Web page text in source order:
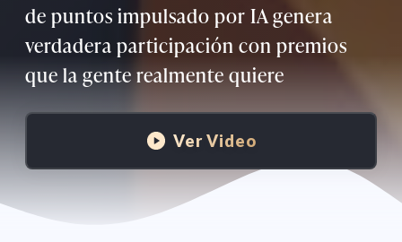
de puntos impulsado por IA genera
verdadera participación con premios
que la gente realmente quiere
Ver Video